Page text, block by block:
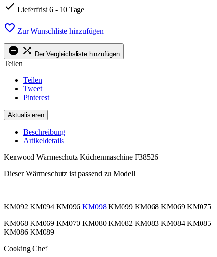
 Lieferfrist 6 - 10 Tage
 Zur Wunschliste hinzufügen
  Der Vergleichsliste hinzufügen
Teilen
Teilen
Tweet
Pinterest
Beschreibung
Artikeldetails
Kenwood Wärmeschutz Küchenmaschine F38526
Dieser Wärmeschutz ist passend zu Modell
KM092 KM094 KM096 KM098 KM099 KM068 KM069 KM075
KM068 KM069 KM070 KM080 KM082 KM083 KM084 KM085
KM086 KM089
Cooking Chef